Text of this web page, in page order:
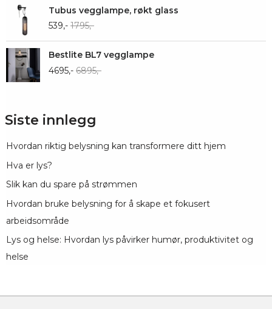
Tubus vegglampe, røkt glass
539,- 1795,-
Bestlite BL7 vegglampe
4695,- 6895,-
Siste innlegg
Hvordan riktig belysning kan transformere ditt hjem
Hva er lys?
Slik kan du spare på strømmen
Hvordan bruke belysning for å skape et fokusert
arbeidsområde
Lys og helse: Hvordan lys påvirker humør, produktivitet og
helse